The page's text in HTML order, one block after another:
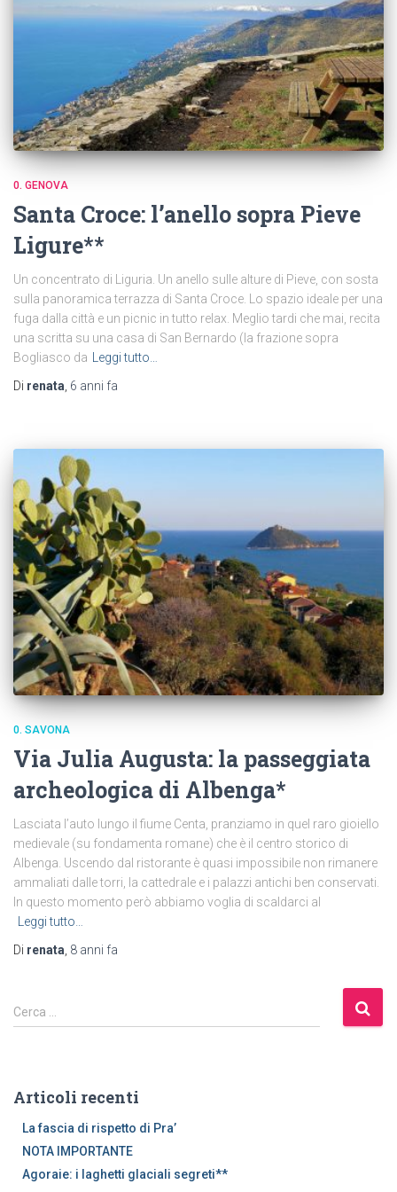
0. GENOVA
Santa Croce: l’anello sopra Pieve
Ligure**
Un concentrato di Liguria. Un anello sulle alture di Pieve, con sosta
sulla panoramica terrazza di Santa Croce. Lo spazio ideale per una
fuga dalla città e un picnic in tutto relax. Meglio tardi che mai, recita
una scritta su una casa di San Bernardo (la frazione sopra
Bogliasco da
Leggi tutto…
Di renata 6 anni fa
0. SAVONA
Via Julia Augusta: la passeggiata
archeologica di Albenga*
Lasciata l’auto lungo il fiume Centa, pranziamo in quel raro gioiello
medievale (su fondamenta romane) che è il centro storico di
Albenga. Uscendo dal ristorante è quasi impossibile non rimanere
ammaliati dalle torri, la cattedrale e i palazzi antichi ben conservati.
In questo momento però abbiamo voglia di scaldarci al
Leggi tutto…
Di renata, 8 anni fa
R
i
c
Cerca …
Articoli recenti
La fascia di rispetto di Pra’
NOTA IMPORTANTE
Agoraie: i laghetti glaciali segreti**